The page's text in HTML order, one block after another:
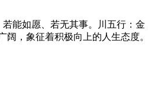
能如愿、若无其事。川五行：金
，象征着积极向上的人生态度。